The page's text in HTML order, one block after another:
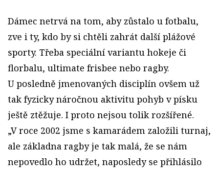
Dámec netrvá na tom, aby zůstalo u fotbalu,
zve i ty, kdo by si chtěli zahrát další plážové
sporty. Třeba speciální variantu hokeje či
florbalu, ultimate frisbee nebo ragby.
U posledně jmenovaných disciplín ovšem už
tak fyzicky náročnou aktivitu pohyb v písku
ještě ztěžuje. I proto nejsou tolik rozšířené.
„V roce 2002 jsme s kamarádem založili turnaj,
ale základna ragby je tak malá, že se nám
nepovedlo ho udržet, naposledy se přihlásilo